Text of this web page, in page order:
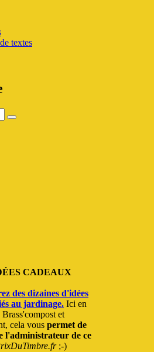
textes
Recherche
CADEAUX
des dizaines d'idées
au jardinage. Ici en
et
cela vous permet de
l'administrateur de ce
;-)